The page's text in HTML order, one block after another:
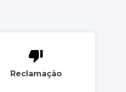
Reclamação